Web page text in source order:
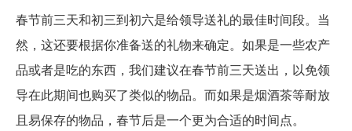
春节前三天和初三到初六是给领导送礼的最佳时间段。当
然，这还要根据你准备送的礼物来确定。如果是一些农产
品或者是吃的东西，我们建议在春节前三天送出，以免领
导在此期间也购买了类似的物品。而如果是烟酒茶等耐放
且易保存的物品，春节后是一个更为合适的时间点。